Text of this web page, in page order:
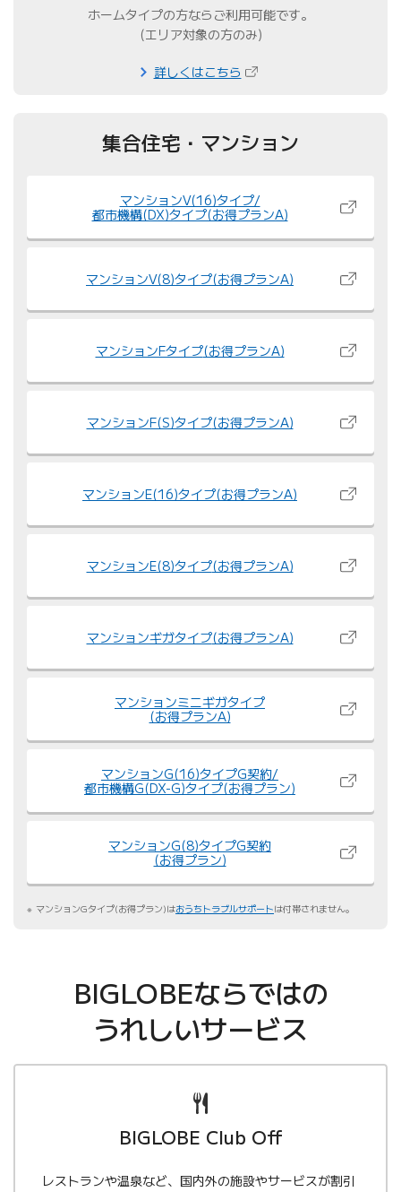
ホームタイプの方ならご利用可能です。
(エリア対象の方のみ)
詳しくはこちら （新しいタブで開きます）
集合住宅・マンション
マンションV(16)タイプ/
都市機構(DX)タイプ(お得プランA)
マンションV(8)タイプ(お得プランA)
マンションFタイプ(お得プランA)
マンションF(S)タイプ(お得プランA)
マンションE(16)タイプ(お得プランA)
マンションE(8)タイプ(お得プランA)
マンションギガタイプ(お得プランA)
マンションミニギガタイプ
(お得プランA)
マンションG(16)タイプG契約/
都市機構G(DX-G)タイプ(お得プラン)
マンションG(8)タイプG契約
(お得プラン)
マンションGタイプ(お得プラン)はおうちトラブルサポートは付帯されません。
BIGLOBEならではの
うれしいサービス
BIGLOBE Club Off
レストランや温泉など、国内外の施設やサービスが割引